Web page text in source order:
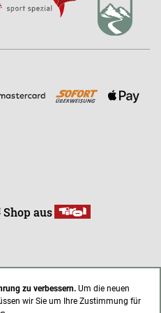
zu verbessern. Um die neuen
wir Sie um Ihre Zustimmung für
Shop aus
zzgl. Versandkosten